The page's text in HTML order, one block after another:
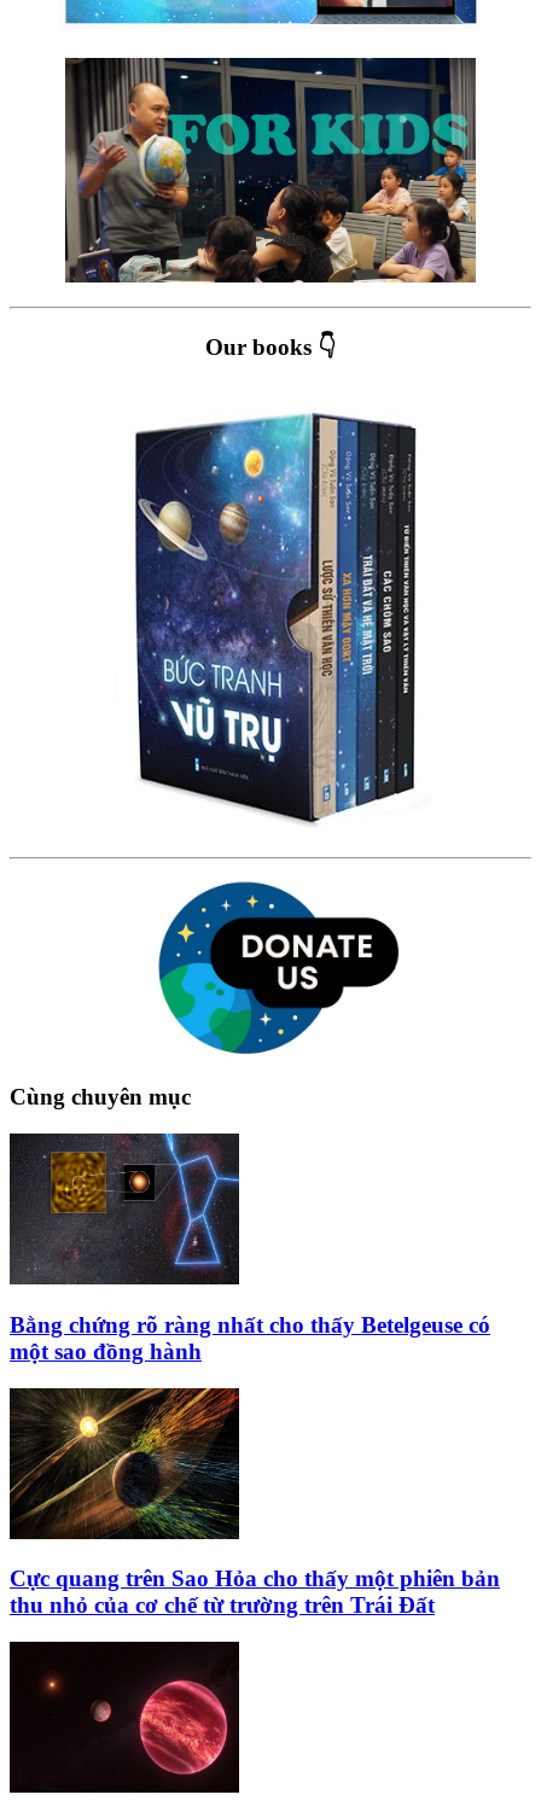
Our books 👇
Cùng chuyên mục
Bằng chứng rõ ràng nhất cho thấy Betelgeuse có
một sao đồng hành
Cực quang trên Sao Hỏa cho thấy một phiên bản
thu nhỏ của cơ chế từ trường trên Trái Đất